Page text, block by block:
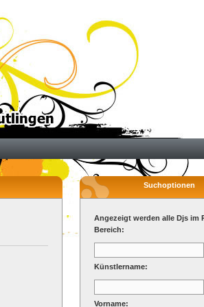
Suchoptionen
Angezeigt werden alle Djs im
Bereich:
Künstlername:
Vorname: